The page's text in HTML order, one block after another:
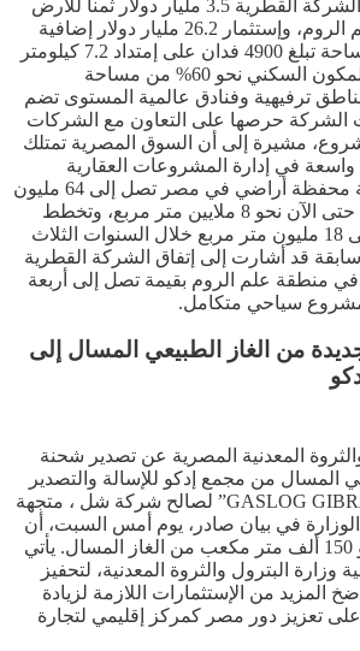
وتقضي الإتفاقية بدفع الشركة القطرية 3.5 مليار دولار ثمنا للأرض
الواقعة في منطقة علم الروم، وإستثمار 26.2 مليار دولار إضافية
لبناء المشروع على مساحة تبلغ 4900 فدان على إمتداد 7.2 كيلومتر
من الساحل. ويشكل المكون السكني نحو 60% من مساحة
ترفيهية وفنادق عالمية المستوى تضم
وأكدت الشركة حرصها على التعاون مع الشركات
مشيرة إلى أن السوق المصرية تمتلك
في إدارة المشروعات العقارية
الكبرى. وتملك الشركة محفظة أراضي في مصر تصل إلى 64 مليون
متر مربع، طورت منها حتى الآن نحو 8 ملايين متر مربع، وتخطط
لزيادة حجم التطوير إلى 18 مليون متر مربع خلال السنوات الثلاث
سابقة قد أشارت إلى إتفاق الشركة القطرية
5000 فدان في منطقة علم الروم بقيمة تصل إلى أربعة
مشروع سياحي متكامل.
من الغاز الطبيعي المسال إلى
المعدنية المصرية عن تصدير شحنة
المسال من مجمع إدكو للإسالة والتصدير
عبر السفينة “GASLOG GIBRALTAR” لصالح شركة شل ، متجهة
في بيان صادر، يوم أمس السبت، أن
الشحنة تبلغ كميتها نحو 150 ألف متر مكعب من الغاز المسال. يأتي
وزارة البترول والثروة المعدنية، لتحفيز
المزيد من الإستثمارات اللازمة لزيادة
على تعزيز دور مصر كمركز إقليمي لتجارة